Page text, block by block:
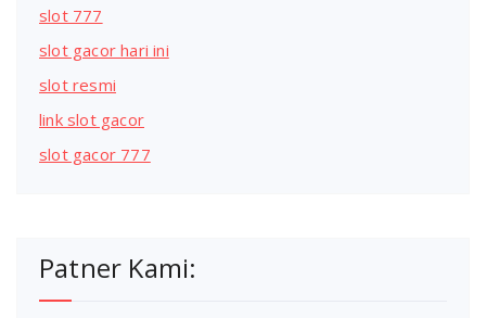
slot 777
slot gacor hari ini
slot resmi
link slot gacor
slot gacor 777
Patner Kami: